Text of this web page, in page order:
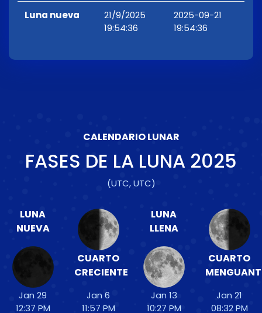
Luna nueva
21/9/2025
19:54:36
2025-09-21
19:54:36
CALENDARIO LUNAR
FASES DE LA LUNA 2025
(UTC, UTC)
LUNA
NUEVA
Jan 29
12:37 PM
CUARTO
CRECIENTE
Jan 6
11:57 PM
LUNA
LLENA
Jan 13
10:27 PM
CUARTO
Jan 21
08:32 PM